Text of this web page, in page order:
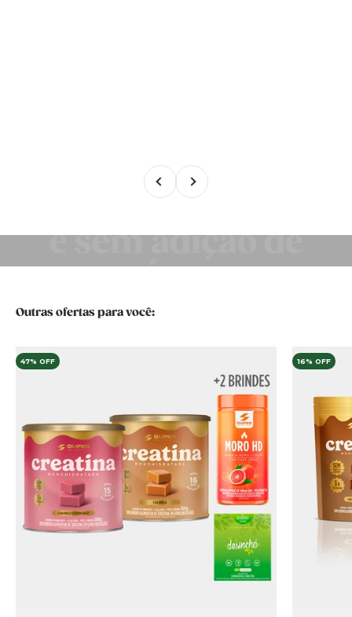
AnteriorPróximo
ALTA CREMOSIDADE
e sem adição de
açúcares
Outras ofertas para você:
47% OFF 16% OFF